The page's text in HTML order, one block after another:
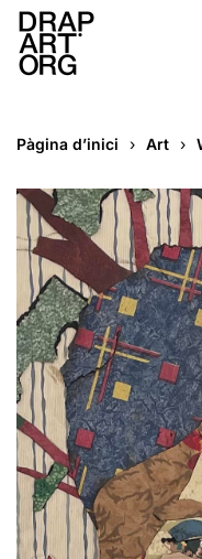
Skip to main
Pàgina d’inici Art